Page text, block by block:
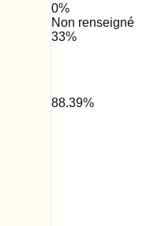
0%
Non renseigné
33%
88.39%